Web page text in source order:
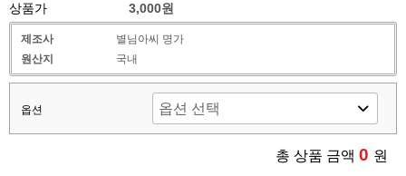
상품가
3,000원
제조사
별님아씨 명가
원산지
국내
옵션
총 상품 금액 0 원